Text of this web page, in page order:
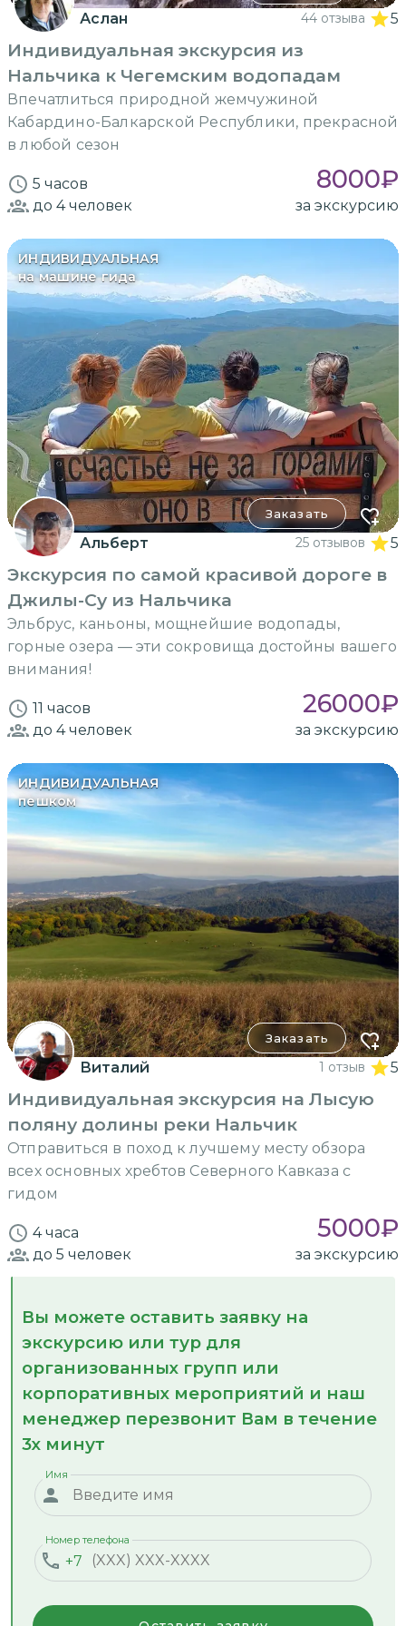
Аслан 44 отзыва 5
Индивидуальная экскурсия из
Нальчика к Чегемским водопадам
Впечатлиться природной жемчужиной
Кабардино-Балкарской Республики, прекрасной
в любой сезон
5 часов 8000₽
до 4человек за экскурсию
ИНДИВИДУАЛЬНАЯ
на машине гида
Заказать
Альберт 25 отзывов 5
Экскурсия по самой красивой дороге в
Джилы-Су из Нальчика
Эльбрус, каньоны, мощнейшие водопады,
горные озера — эти сокровища достойны вашего
внимания!
11 часов 26000₽
до 4человек за экскурсию
ИНДИВИДУАЛЬНАЯ
пешком
Заказать
Виталий 1 отзыв 5
Индивидуальная экскурсия на Лысую
поляну долины реки Нальчик
Отправиться в поход к лучшему месту обзора
всех основных хребтов Северного Кавказа с
гидом
4 часа 5000₽
до 5 человек за экскурсию
Вы можете оставить заявку на
экскурсию или тур для
организованных групп или
корпоративных мероприятий и наш
менеджер перезвонит Вам в течение
3х минут
Имя
+7
Номер телефона